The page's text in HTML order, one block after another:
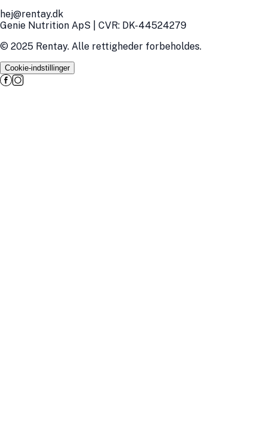
hej@rentay.dk
Genie Nutrition ApS | CVR: DK-44524279
© 2025 Rentay. Alle rettigheder forbeholdes.
Cookie-indstillinger